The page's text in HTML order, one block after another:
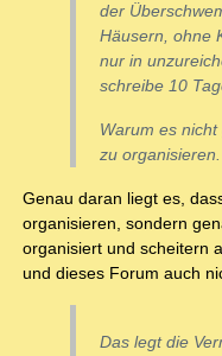
der
Häusern, ohne
nur in
schreibe 10
Warum es
zu organisieren.
Genau daran liegt es,
organisieren, sondern
organisiert und scheitern
und dieses Forum auch
Das legt die